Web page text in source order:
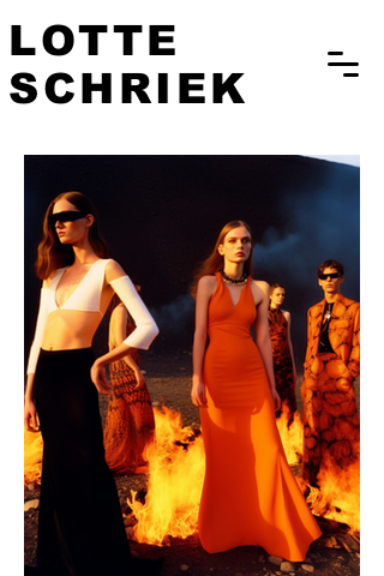
LOTTE
SCHRIEK